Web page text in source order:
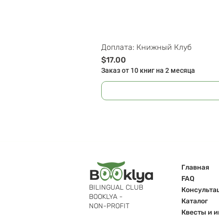
Доплата: Книжный Клуб
Цена
$17.00
Заказ от 10 книг на 2 месяца
BILINGUAL CLUB
BOOKLYA -
NON-PROFIT
Главная
FAQ
Каталог
Квесты и